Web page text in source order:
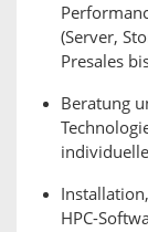
(Server,
Presales
Beratung
HPC-